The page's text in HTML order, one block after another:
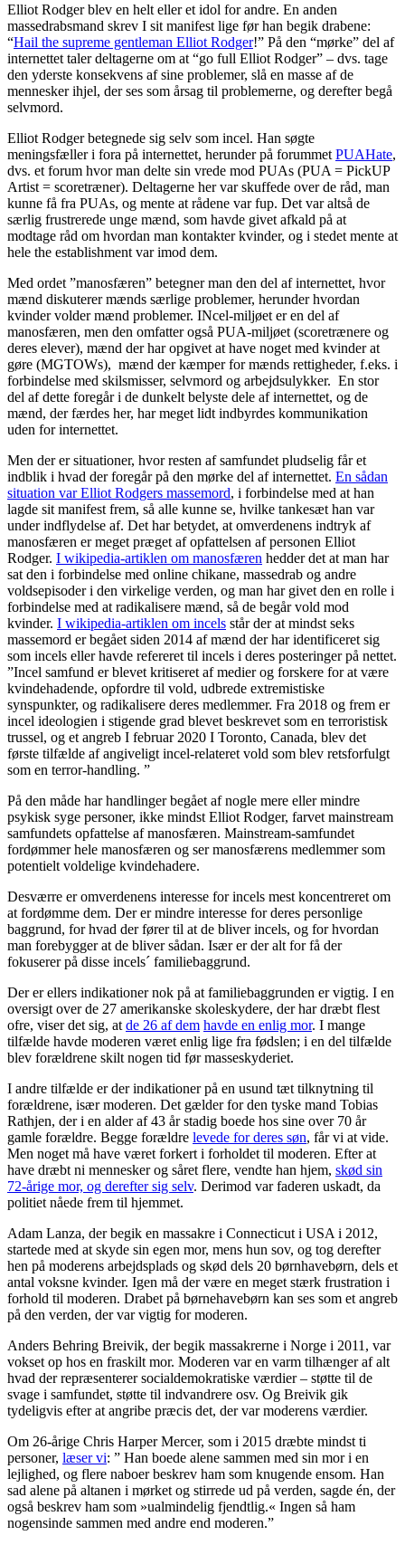
Elliot Rodger blev en helt eller et idol for andre. En anden
massedrabsmand skrev I sit manifest lige før han begik drabene:
“Hail the supreme gentleman Elliot Rodger!” På den “mørke” del af
internettet taler deltagerne om at “go full Elliot Rodger” – dvs. tage
den yderste konsekvens af sine problemer, slå en masse af de
mennesker ihjel, der ses som årsag til problemerne, og derefter begå
selvmord.
Elliot Rodger betegnede sig selv som incel. Han søgte
meningsfæller i fora på internettet, herunder på forummet PUAHate,
dvs. et forum hvor man delte sin vrede mod PUAs (PUA = PickUP
Artist = scoretræner). Deltagerne her var skuffede over de råd, man
kunne få fra PUAs, og mente at rådene var fup. Det var altså de
særlig frustrerede unge mænd, som havde givet afkald på at
modtage råd om hvordan man kontakter kvinder, og i stedet mente at
hele the establishment var imod dem.
Med ordet ”manosfæren” betegner man den del af internettet, hvor
mænd diskuterer mænds særlige problemer, herunder hvordan
kvinder volder mænd problemer. INcel-miljøet er en del af
manosfæren, men den omfatter også PUA-miljøet (scoretrænere og
deres elever), mænd der har opgivet at have noget med kvinder at
gøre (MGTOWs), mænd der kæmper for mænds rettigheder, f.eks. i
forbindelse med skilsmisser, selvmord og arbejdsulykker. En stor
del af dette foregår i de dunkelt belyste dele af internettet, og de
mænd, der færdes her, har meget lidt indbyrdes kommunikation
uden for internettet.
Men der er situationer, hvor resten af samfundet pludselig får et
indblik i hvad der foregår på den mørke del af internettet. En sådan
situation var Elliot Rodgers massemord, i forbindelse med at han
lagde sit manifest frem, så alle kunne se, hvilke tankesæt han var
under indflydelse af. Det har betydet, at omverdenens indtryk af
manosfæren er meget præget af opfattelsen af personen Elliot
Rodger. I wikipedia-artiklen om manosfæren hedder det at man har
sat den i forbindelse med online chikane, massedrab og andre
voldsepisoder i den virkelige verden, og man har givet den en rolle i
forbindelse med at radikalisere mænd, så de begår vold mod
kvinder. I wikipedia-artiklen om incels står der at mindst seks
massemord er begået siden 2014 af mænd der har identificeret sig
som incels eller havde refereret til incels i deres posteringer på nettet.
”Incel samfund er blevet kritiseret af medier og forskere for at være
kvindehadende, opfordre til vold, udbrede extremistiske
synspunkter, og radikalisere deres medlemmer. Fra 2018 og frem er
incel ideologien i stigende grad blevet beskrevet som en terroristisk
trussel, og et angreb I februar 2020 I Toronto, Canada, blev det
første tilfælde af angiveligt incel-relateret vold som blev retsforfulgt
som en terror-handling. ”
På den måde har handlinger begået af nogle mere eller mindre
psykisk syge personer, ikke mindst Elliot Rodger, farvet mainstream
samfundets opfattelse af manosfæren. Mainstream-samfundet
fordømmer hele manosfæren og ser manosfærens medlemmer som
potentielt voldelige kvindehadere.
Desværre er omverdenens interesse for incels mest koncentreret om
at fordømme dem. Der er mindre interesse for deres personlige
baggrund, for hvad der fører til at de bliver incels, og for hvordan
man forebygger at de bliver sådan. Især er der alt for få der
fokuserer på disse incels´ familiebaggrund.
Der er ellers indikationer nok på at familiebaggrunden er vigtig. I en
oversigt over de 27 amerikanske skoleskydere, der har dræbt flest
ofre, viser det sig, at de 26 af dem havde en enlig mor. I mange
tilfælde havde moderen været enlig lige fra fødslen; i en del tilfælde
blev forældrene skilt nogen tid før masseskyderiet.
I andre tilfælde er der indikationer på en usund tæt tilknytning til
forældrene, især moderen. Det gælder for den tyske mand Tobias
Rathjen, der i en alder af 43 år stadig boede hos sine over 70 år
gamle forældre. Begge forældre levede for deres søn, får vi at vide.
Men noget må have været forkert i forholdet til moderen. Efter at
have dræbt ni mennesker og såret flere, vendte han hjem, skød sin
72-årige mor, og derefter sig selv. Derimod var faderen uskadt, da
politiet nåede frem til hjemmet.
Adam Lanza, der begik en massakre i Connecticut i USA i 2012,
startede med at skyde sin egen mor, mens hun sov, og tog derefter
hen på moderens arbejdsplads og skød dels 20 børnhavebørn, dels et
antal voksne kvinder. Igen må der være en meget stærk frustration i
forhold til moderen. Drabet på børnehavebørn kan ses som et angreb
på den verden, der var vigtig for moderen.
Anders Behring Breivik, der begik massakrerne i Norge i 2011, var
vokset op hos en fraskilt mor. Moderen var en varm tilhænger af alt
hvad der repræsenterer socialdemokratiske værdier – støtte til de
svage i samfundet, støtte til indvandrere osv. Og Breivik gik
tydeligvis efter at angribe præcis det, der var moderens værdier.
Om 26-årige Chris Harper Mercer, som i 2015 dræbte mindst ti
personer, læser vi: ” Han boede alene sammen med sin mor i en
lejlighed, og flere naboer beskrev ham som knugende ensom. Han
sad alene på altanen i mørket og stirrede ud på verden, sagde én, der
også beskrev ham som »ualmindelig fjendtlig.« Ingen så ham
nogensinde sammen med andre end moderen.”